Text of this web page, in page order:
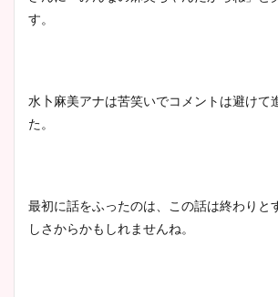
す。
水卜麻美アナは苦笑いでコメントは避けて
た。
最初に話をふったのは、この話は終わりと
しさからかもしれませんね。